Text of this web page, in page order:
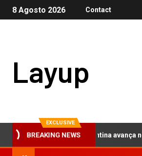
8 Agosto 2026 Contact
Layup
EXCLUSIVE
BREAKING NEWS
no mercado: Fiorentina avança nos